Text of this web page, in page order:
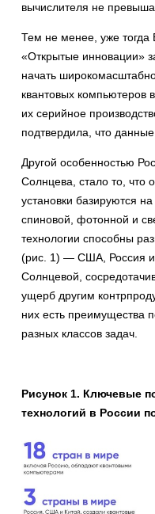
вычислителя не
Тем не менее, уже
«Открытые инновации»
начать
квантовых компьютеров
их серийное
подтвердила, что
Другой особенностью
Солнцева, стало то, что
установки базируются
спиновой, фотонной и
технологии способны
(рис. 1) — США, Россия
Солнцевой,
ущерб другим
них есть преимущества
разных классов задач.
Рисунок 1. Ключевые
технологий в России